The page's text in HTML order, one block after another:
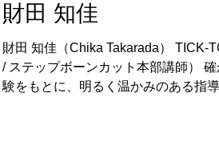
財田 知佳
財田 知佳（Chika Takarada） TICK-
/ ステップボーンカット本部講師）
験をもとに、明るく温かみのある指